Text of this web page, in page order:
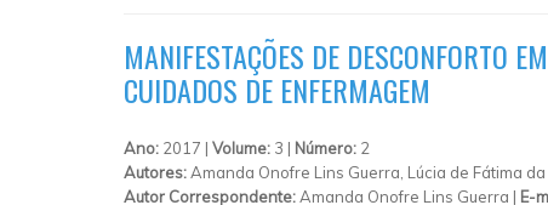
MANIFESTAÇÕES DE DESCONFORTO
CUIDADOS DE ENFERMAGEM
Ano: 2017 | Volume: 3 | Número: 2
Autores:Amanda Onofre Lins Guerra, Lúcia de Fátima
Autor Correspondente:Amanda Onofre Lins Guerra | E-